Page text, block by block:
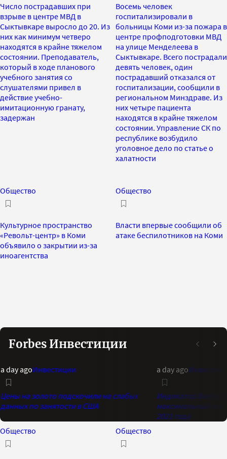
Число пострадавших при
взрыве в центре МВД в
Сыктывкаре выросло до 20. Из
них как минимум четверо
находятся в крайне тяжелом
состоянии. Преподаватель,
который в ходе планового
учебного занятия со
слушателями привел в
действие учебно-
имитационную гранату,
задержан
Восемь человек
госпитализировали в
больницы Коми из-за пожара в
центре профподготовки МВД
на улице Менделеева в
Сыктывкаре. Всего пострадали
девять человек, один
пострадавший отказался от
госпитализации, сообщили в
региональном Минздраве. Из
них четыре пациента
находятся в крайне тяжелом
состоянии. Управление СК по
республике возбудило
уголовное дело по статье о
халатности
Общество
Культурное пространство
«Револьт-центр» в Коми
объявило о закрытии из-за
иноагентства
Общество
Власти впервые сообщили об
атаке беспилотников на Коми
Forbes Инвестиции
a day agoИнвестиции
Цены на золото подскочили на слабых
данных по занятости в США
a day ago
Индикатор Bank of
максимальный
2021 года
Общество
Общество